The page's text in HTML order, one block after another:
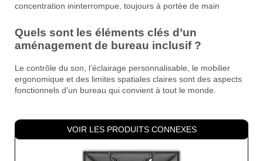
concentration ininterrompue, toujours à portée de main
Quels sont les éléments clés d’un
aménagement de bureau inclusif ?
Le contrôle du son, l’éclairage personnalisable, le mobilier
ergonomique et des limites spatiales claires sont des aspects
fonctionnels d’un bureau qui convient à tout le monde.
VOIR LES PRODUITS CONNEXES